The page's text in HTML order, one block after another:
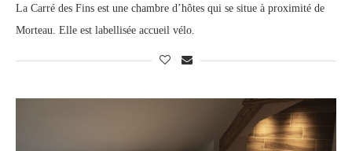
La Carré des Fins est une chambre d’hôtes qui se situe à proximité de
Morteau. Elle est labellisée accueil vélo.